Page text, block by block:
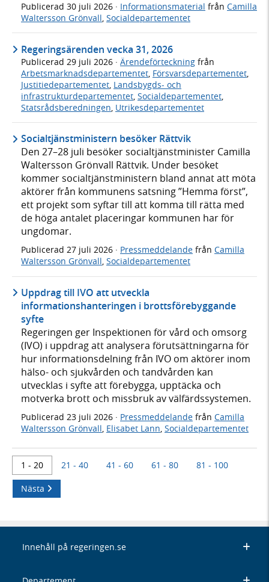
Publicerad 30 juli 2026 · Informationsmaterial från Camilla
Waltersson Grönvall, Socialdepartementet
Regeringsärenden vecka 31, 2026
Publicerad 29 juli 2026 · Ärendeförteckning från
Arbetsmarknadsdepartementet Försvarsdepartementet
Justitiedepartementet Landsbygds- och
infrastrukturdepartementet Socialdepartementet
Statsrådsberedningen Utrikesdepartementet
Socialtjänstministern besöker Rättvik
Den 27–28 juli besöker socialtjänstminister Camilla
Waltersson Grönvall Rättvik. Under besöket
kommer socialtjänstministern bland annat att möta
aktörer från kommunens satsning ”Hemma först”,
ett projekt som syftar till att komma till rätta med
de höga antalet placeringar kommunen har för
ungdomar.
Publicerad 27 juli 2026 · Pressmeddelande från Camilla
Waltersson Grönvall, Socialdepartementet
Uppdrag till IVO att utveckla
informationshanteringen i brottsförebyggande
syfte
Regeringen ger Inspektionen för vård och omsorg
(IVO) i uppdrag att analysera förutsättningarna för
hur informationsdelning från IVO om aktörer inom
hälso- och sjukvården och tandvården kan
utvecklas i syfte att förebygga, upptäcka och
motverka brott och missbruk av välfärdssystemen.
Publicerad 23 juli 2026 · Pressmeddelande från Camilla
Waltersson Grönvall, Elisabet Lann, Socialdepartementet
1 - 20 21 - 40 41 - 60 61 - 80 81 - 100
Nästa
Innehåll på regeringen.se